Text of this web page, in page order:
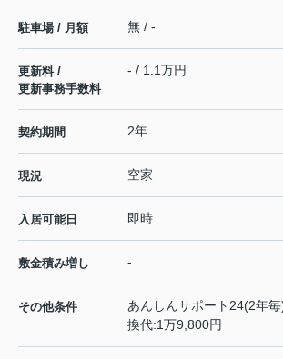
駐車場 / 月額 無 / -
更新料 /
更新事務手数料
- / 1.1万円
契約期間 2年
現況 空家
入居可能日 即時
敷金積み増し -
その他条件
あんしんサポート24(2年
換代:1万9,800円